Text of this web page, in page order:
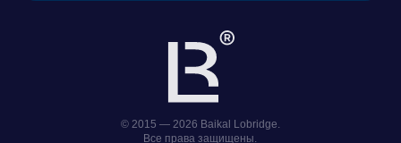
Научно-исследовательский центр
правовой экспертизы